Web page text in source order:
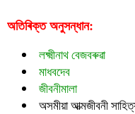
অতিৰিক্ত অনুসন্ধান:
লক্ষ্মীনাথ বেজবৰুৱা
মাধবদেব
জীবনীমালা
অসমীয়া আত্মজীবনী